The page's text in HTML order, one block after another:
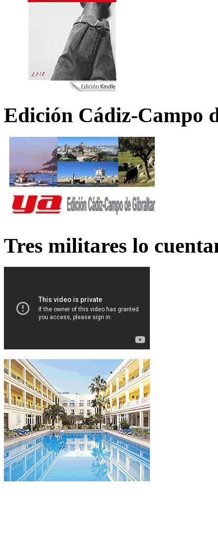
Edición Cádiz-Campo
Tres militares lo